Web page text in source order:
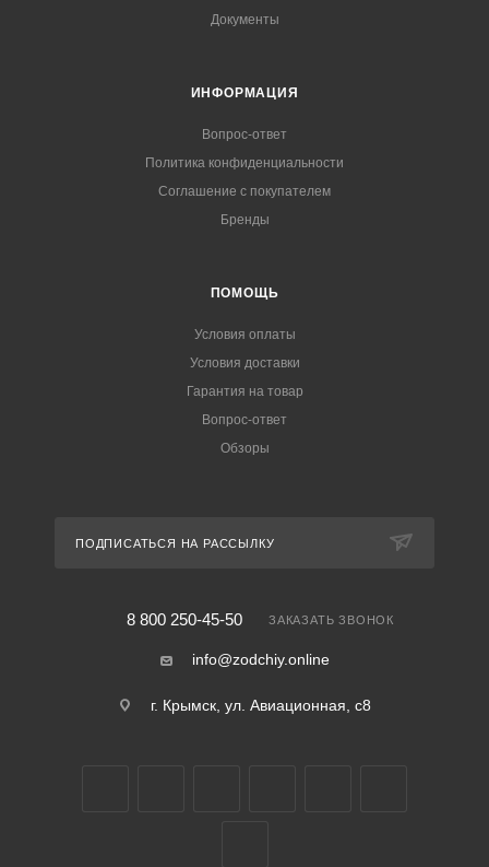
Документы
ИНФОРМАЦИЯ
Вопрос-ответ
Политика конфиденциальности
Соглашение с покупателем
Бренды
ПОМОЩЬ
Условия оплаты
Условия доставки
Гарантия на товар
Вопрос-ответ
Обзоры
ПОДПИСАТЬСЯ НА РАССЫЛКУ
8 800 250-45-50 ЗАКАЗАТЬ ЗВОНОК
info@zodchiy.online
г. Крымск, ул. Авиационная, с8